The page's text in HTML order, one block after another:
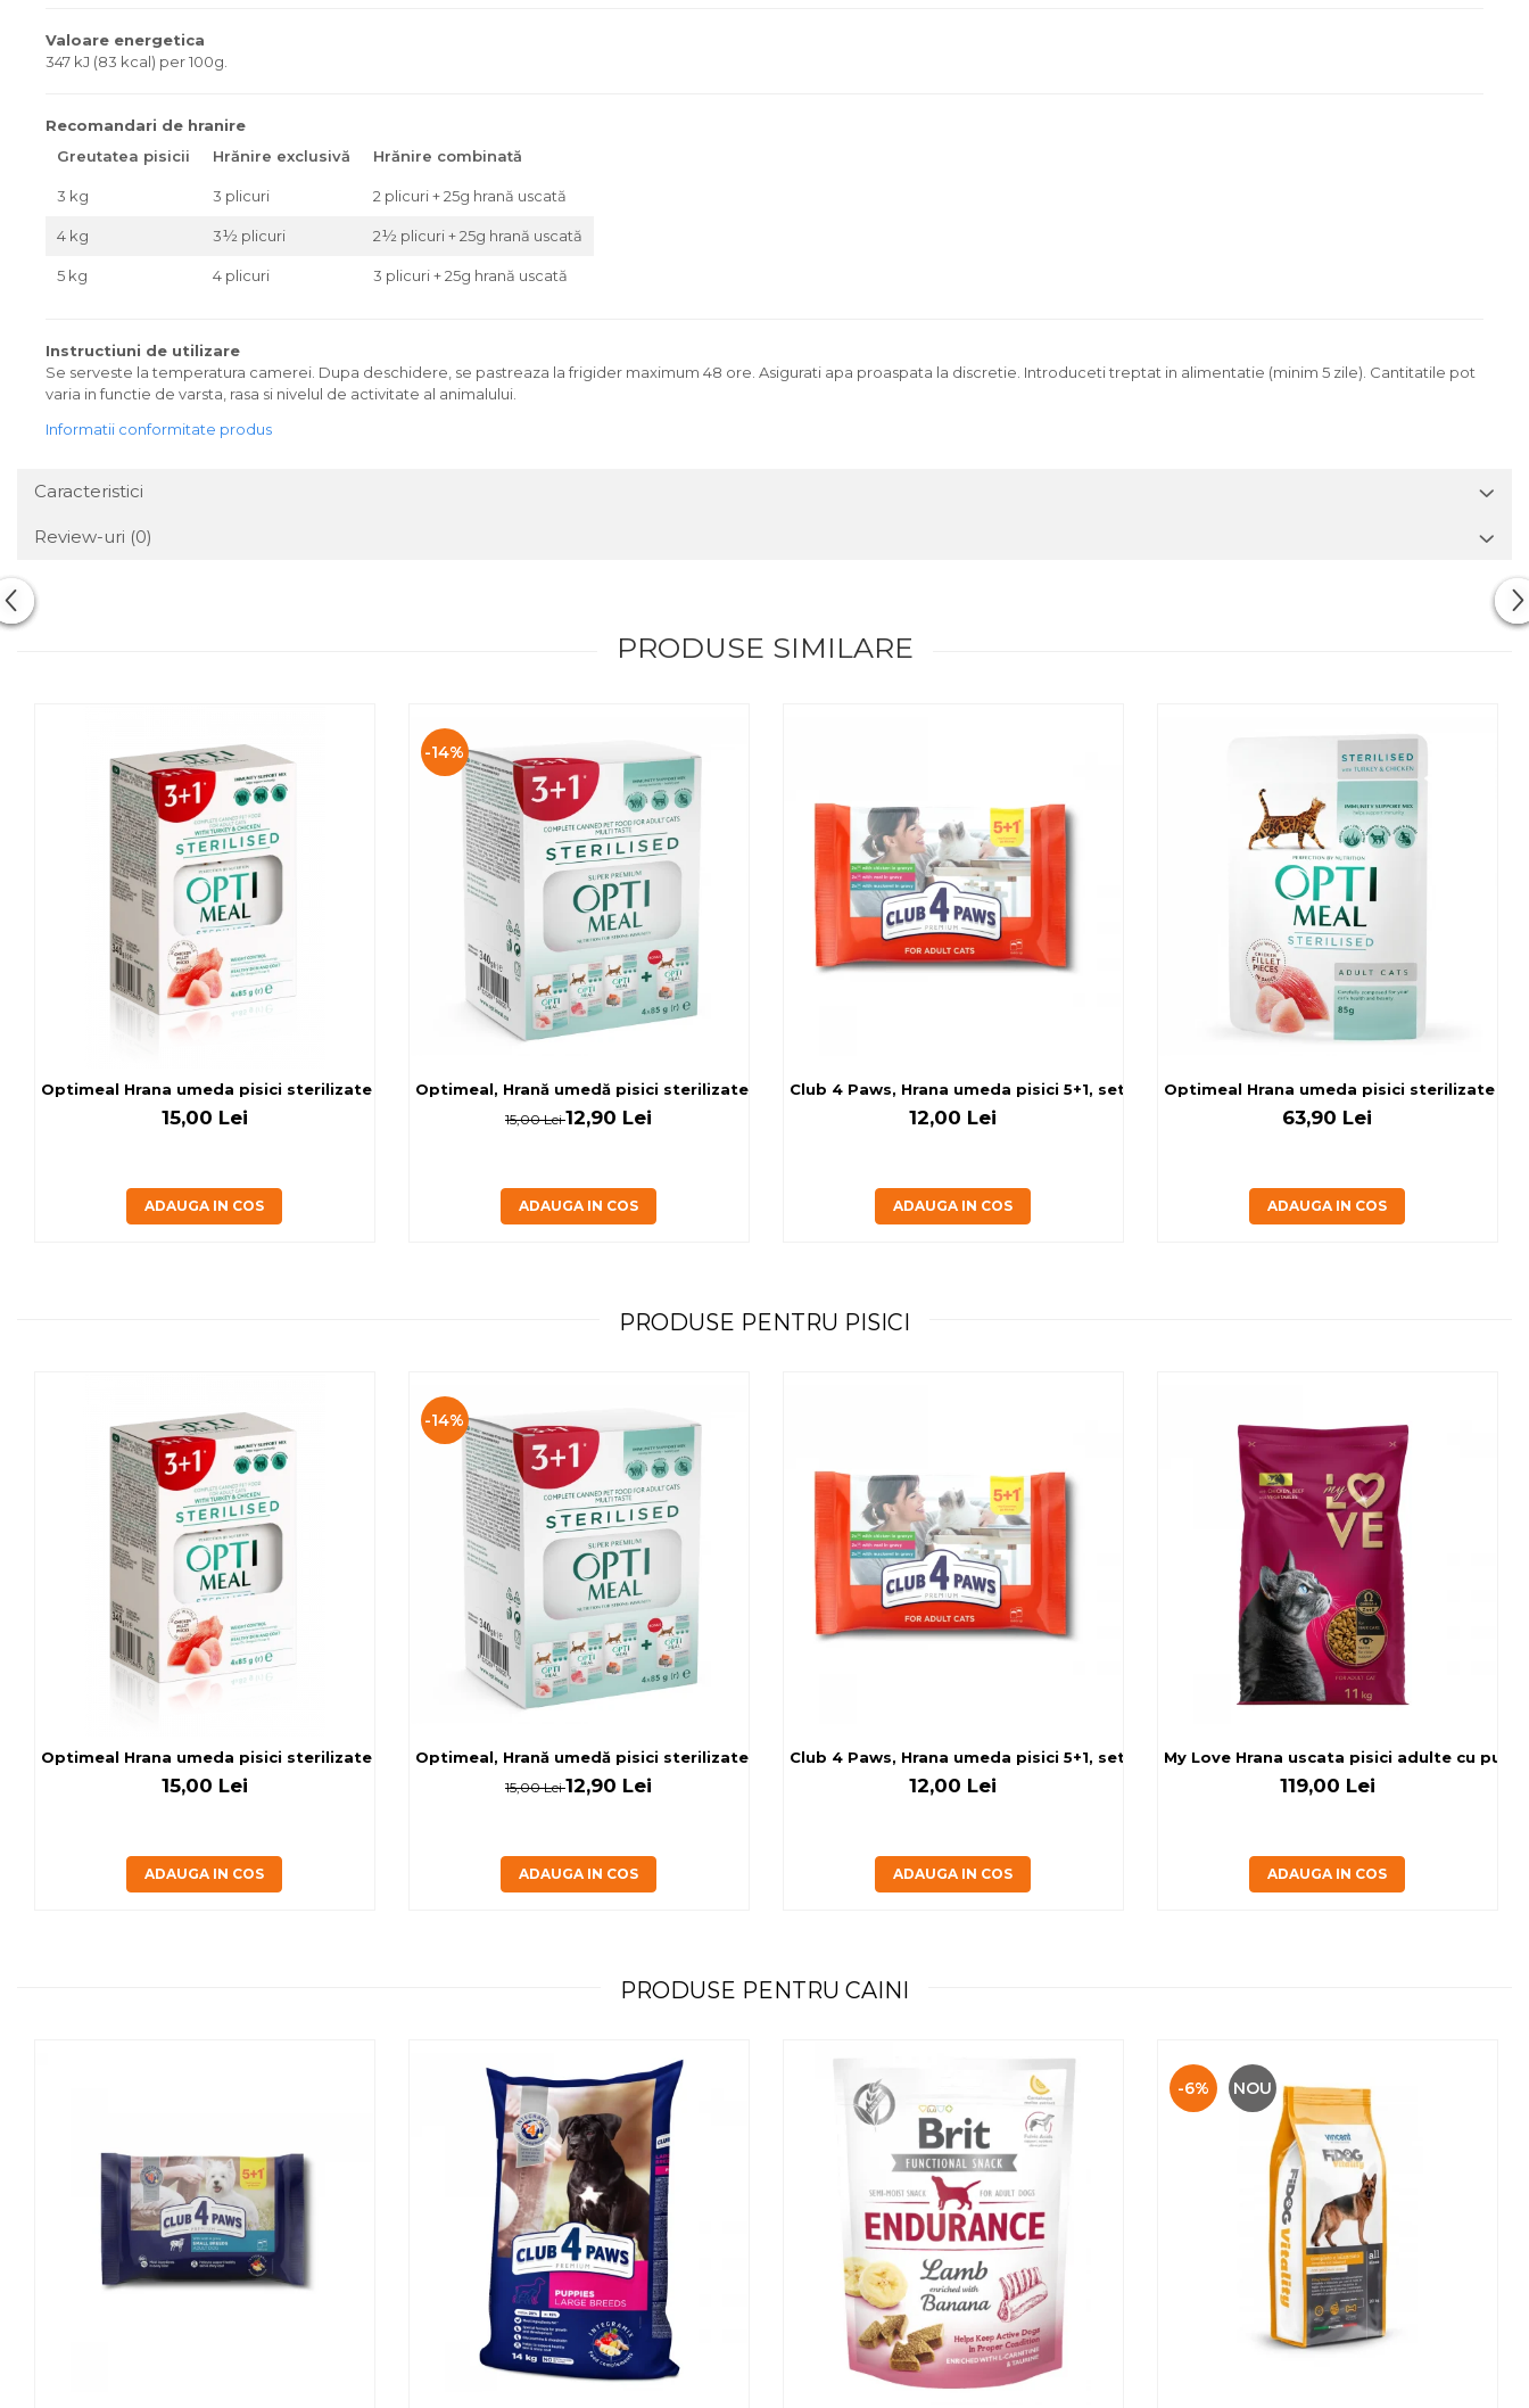
Valoare energetica
347 kJ (83 kcal) per 100g.
Recomandari de hranire
Greutatea pisicii
Hrănire exclusivă Hrănire combinată
3 kg 3 plicuri 2 plicuri + 25g hrană uscată
4 kg 3½ plicuri 2½ plicuri + 25g hrană uscată
5 kg 4 plicuri 3 plicuri + 25g hrană uscată
Instructiuni de utilizare
Se serveste la temperatura camerei. Dupa deschidere, se pastreaza la frigider maximum 48 ore. Asigurati apa proaspata la discretie. Introduceti treptat in alimentatie (minim 5 zile). Cantitatile pot
varia in functie de varsta, rasa si nivelul de activitate al animalului.
Informatii conformitate produs
Caracteristici
Review-uri (0)
PRODUSE SIMILARE
Optimeal Hrana umeda pisici sterilizate - curcan si pui in sos, set 3+1, 4*0,085kg
15,00 Lei
ADAUGA IN COS
-14%
Optimeal, Hrană umedă pisici sterilizate, diferite arome, (3+1), 0.34kg
15,00 Lei12,90 Lei
ADAUGA IN COS
Club 4 Paws, Hrana umeda pisici 5+1, set 6x80 g
12,00 Lei
ADAUGA IN COS
63,90 Lei
ADAUGA IN COS
PRODUSE PENTRU PISICI
Optimeal Hrana umeda pisici sterilizate - curcan si pui in sos, set 3+1, 4*0,085kg
15,00 Lei
ADAUGA IN COS
-14%
Optimeal, Hrană umedă pisici sterilizate, diferite arome, (3+1), 0.34kg
15,00 Lei12,90 Lei
ADAUGA IN COS
Club 4 Paws, Hrana umeda pisici 5+1, set 6x80 g
12,00 Lei
ADAUGA IN COS
My Love Hrana uscata pisici adulte cu pui,
119,00 Lei
ADAUGA IN COS
PRODUSE PENTRU CAINI
-6% NOU